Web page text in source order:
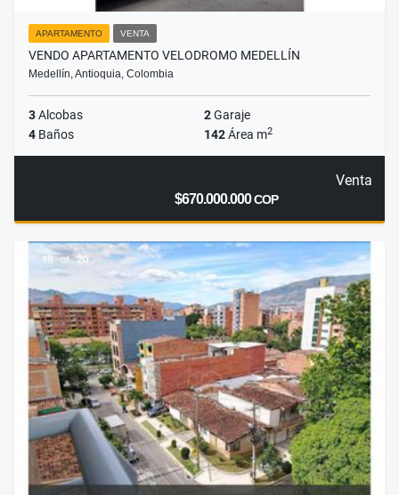
APARTAMENTO VENTA
VENDO APARTAMENTO VELODROMO MEDELLÍN
Medellín, Antioquia, Colombia
3Alcobas 2Garaje
4 Baños 142Área m2
Venta
$670.000.000COP